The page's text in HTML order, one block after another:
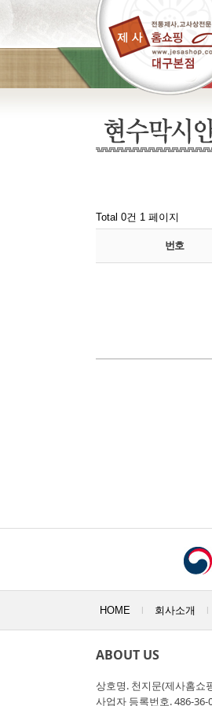
Total 0건 1 페이지
번호
HOME | 회사소개 |
ABOUT US
상호명. 천지문(제사홈쇼
사업자 등록번호.486-36-